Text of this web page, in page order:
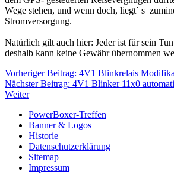
Wege stehen, und wenn doch, liegt´ s
Stromversorgung.
Natürlich gilt auch hier: Jeder ist für sein
deshalb kann keine Gewähr übernommen
Vorheriger Beitrag: 4V1 Blinkrelais
Nächster Beitrag: 4V1 Blinker 11x0
Weiter
PowerBoxer-Treffen
Banner & Logos
Historie
Datenschutzerklärung
Sitemap
Impressum